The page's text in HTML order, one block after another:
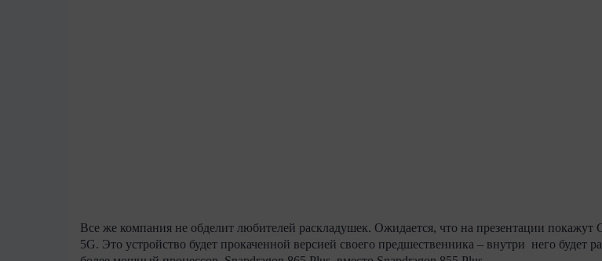
Все же компания не обделит любителей раскладушек. Ожидается, что на презентации покажут
5G. Это устройство будет прокаченной версией своего предшественника – внутри него будет